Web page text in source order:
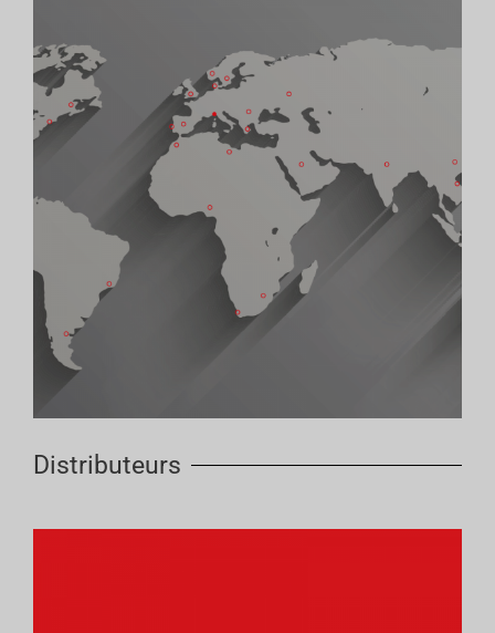
Distributeurs